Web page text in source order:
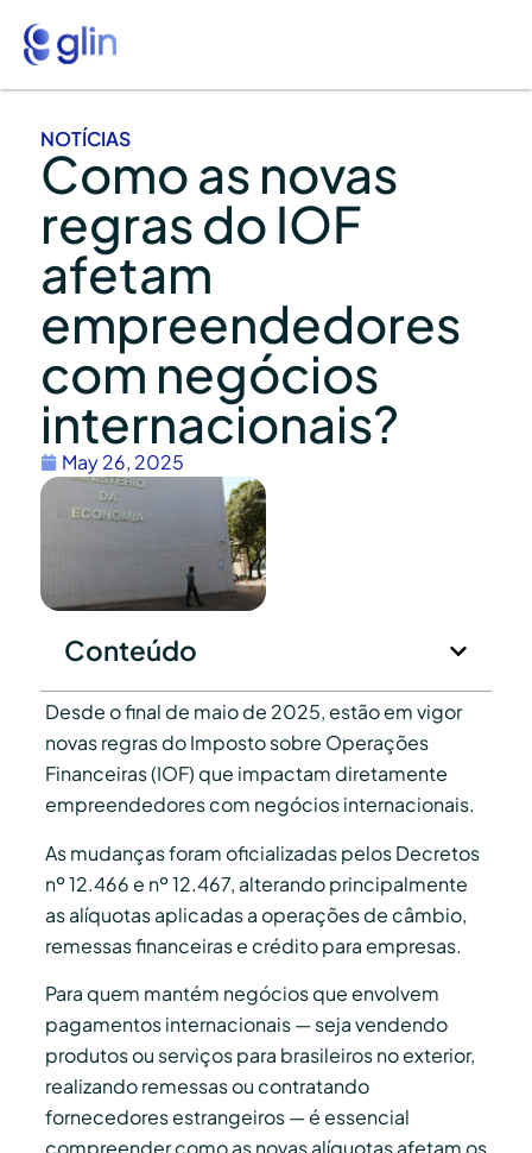
NOTÍCIAS
Como as novas
regras do IOF
afetam
empreendedores
com negócios
internacionais?
May 26, 2025
Conteúdo
Desde o final de maio de 2025, estão em vigor
novas regras do Imposto sobre Operações
Financeiras (IOF) que impactam diretamente
empreendedores com negócios internacionais.
As mudanças foram oficializadas pelos Decretos
nº 12.466 e nº 12.467, alterando principalmente
as alíquotas aplicadas a operações de câmbio,
remessas financeiras e crédito para empresas.
Para quem mantém negócios que envolvem
pagamentos internacionais — seja vendendo
produtos ou serviços para brasileiros no exterior,
realizando remessas ou contratando
fornecedores estrangeiros — é essencial
compreender como as novas alíquotas afetam os